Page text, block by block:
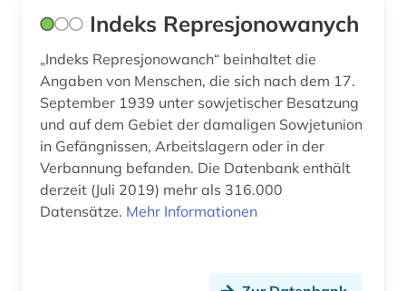
nationalsozialismus (1)
online-ressource (1)
oral history (2)
ost-west-konflikt (1)
ostdeutschland (1)
osteuropawissenschaften (1)
Indeks Represjonowanych
„Indeks Represjonowanch“ beinhaltet die
Angaben von Menschen, die sich nach dem 17.
September 1939 unter sowjetischer Besatzung
und auf dem Gebiet der damaligen Sowjetunion
in Gefängnissen, Arbeitslagern oder in der
Verbannung befanden. Die Datenbank enthält
derzeit (Juli 2019) mehr als 316.000
Datensätze. Mehr Informationen